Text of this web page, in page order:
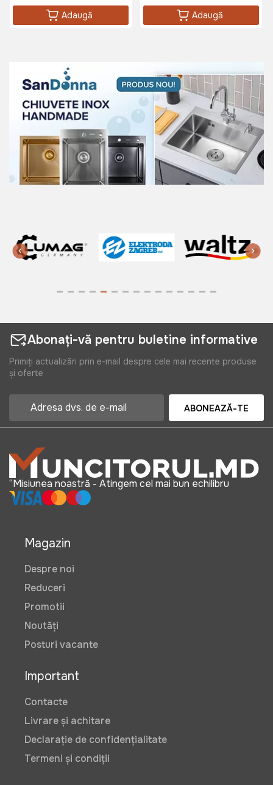
Adaugă Adaugă
Abonați-vă pentru buletine informative
Primiți actualizări prin e-mail despre cele mai recente produse
și oferte
ABONEAZĂ-TE
“Misiunea noastră - Atingem cel mai bun echilibru
Magazin
Despre noi
Reduceri
Promotii
Noutăți
Posturi vacante
Important
Contacte
Livrare și achitare
Declarație de confidențialitate
Termeni și condiții